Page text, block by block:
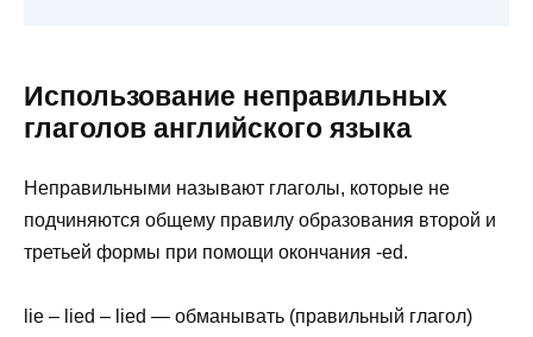
Использование неправильных
глаголов английского языка
Неправильными называют глаголы, которые не
подчиняются общему правилу образования второй и
третьей формы при помощи окончания -ed.
lie – lied – lied — обманывать (правильный глагол)